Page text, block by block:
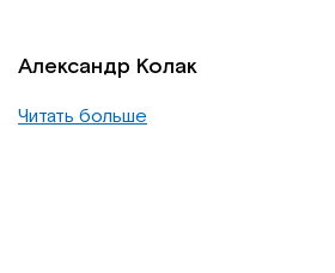
Александр Колак
Читать больше